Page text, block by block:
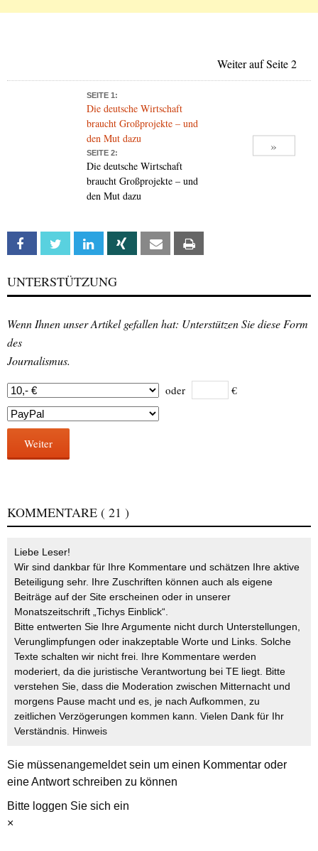
Weiter auf Seite 2
SEITE 1:
Die deutsche Wirtschaft
braucht Großprojekte – und
den Mut dazu
SEITE 2:
Die deutsche Wirtschaft
braucht Großprojekte – und
den Mut dazu
»
Facebook Twitter Linkedin Xing Email
UNTERSTÜTZUNG
Wenn Ihnen unser Artikel gefallen hat: Unterstützen Sie diese Form
des
Journalismus.
oder €
Weiter
KOMMENTARE ( 21 )
Liebe Leser!
Wir sind dankbar für Ihre Kommentare und schätzen Ihre aktive
Beteiligung sehr. Ihre Zuschriften können auch als eigene
Beiträge auf der Site erscheinen oder in unserer
Monatszeitschrift „Tichys Einblick“.
Bitte entwerten Sie Ihre Argumente nicht durch Unterstellungen,
Verunglimpfungen oder inakzeptable Worte und Links. Solche
Texte schalten wir nicht frei. Ihre Kommentare werden
moderiert, da die juristische Verantwortung bei TE liegt. Bitte
verstehen Sie, dass die Moderation zwischen Mitternacht und
morgens Pause macht und es, je nach Aufkommen, zu
zeitlichen Verzögerungen kommen kann. Vielen Dank für Ihr
Verständnis. Hinweis
Sie müssenangemeldetsein um einen Kommentar oder
eine Antwort schreiben zu können
Bitte loggen Sie sich ein
×